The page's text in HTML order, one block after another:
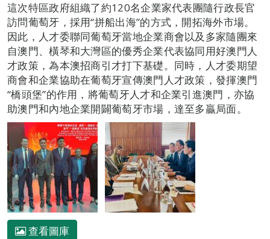
這次特區政府組織了約120名企業家代表團隨行政長官
訪問葡萄牙，採用“拼船出海”的方式，開拓海外市場。
因此，人才委聯同葡萄牙當地企業商會以及多家隨團來
自澳門、橫琴和大灣區的優秀企業代表協同用好澳門人
才政策，為本澳招商引才打下基礎。同時，人才委期望
商會和企業協助在葡萄牙宣傳澳門人才政策，發揮澳門
“橋頭堡”的作用，將葡萄牙人才和企業引進澳門，亦協
助澳門和內地企業開闢葡萄牙市場，達至多贏局面。
查看圖庫